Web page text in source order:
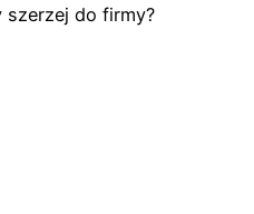
szerzej do firmy?